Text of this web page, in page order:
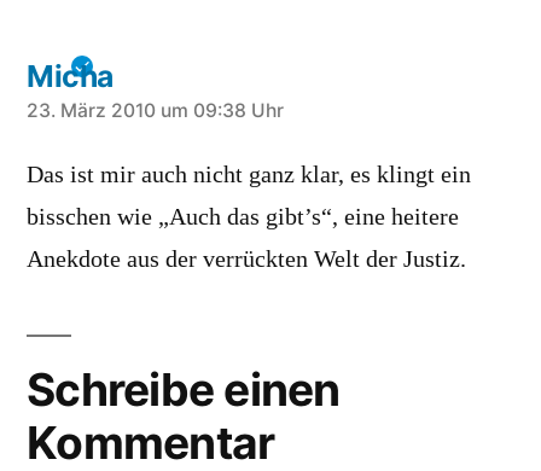
Micha
schreibt:
23. März 2010 um 09:38 Uhr
Das ist mir auch nicht ganz klar, es klingt ein
bisschen wie „Auch das gibt’s“, eine heitere
Anekdote aus der verrückten Welt der Justiz.
Schreibe einen
Kommentar